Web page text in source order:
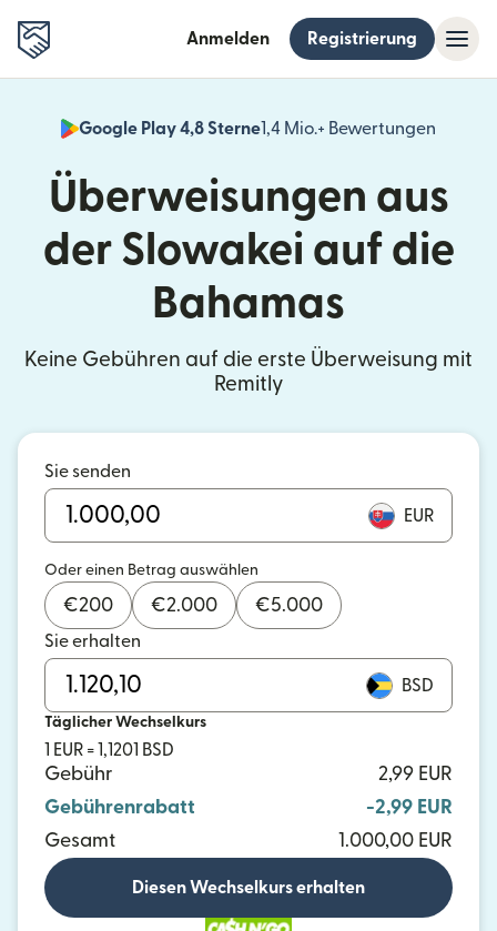
Anmelden Registrierung
Google Play 4,8 Sterne1,4 Mio.+ Bewertungen
Überweisungen aus
der Slowakei auf die
Bahamas
Keine Gebühren auf die erste Überweisung mit
Remitly
Sie senden
EUR
Oder einen Betrag auswählen
€200 €2.000 €5.000
Sie erhalten
BSD
Täglicher Wechselkurs
1 EUR = 1,1201 BSD
Gebühr
2,99 EUR
Gebührenrabatt
-2,99 EUR
Gesamt
1.000,00 EUR
Diesen Wechselkurs erhalten